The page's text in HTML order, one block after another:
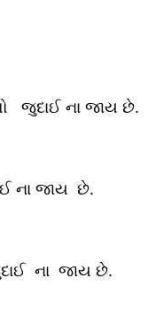
ના જાય છે.
ના જાય છે.
ના જાય છે.